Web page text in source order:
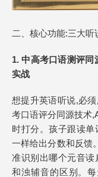
二、核心功能:三大听
1. 中高考口语测评同
实战
想提升英语听说,必
考口语评分同源技术
时打分。孩子跟读
一样给出分数和反
准识别出哪个元音
和浊辅音的区别。